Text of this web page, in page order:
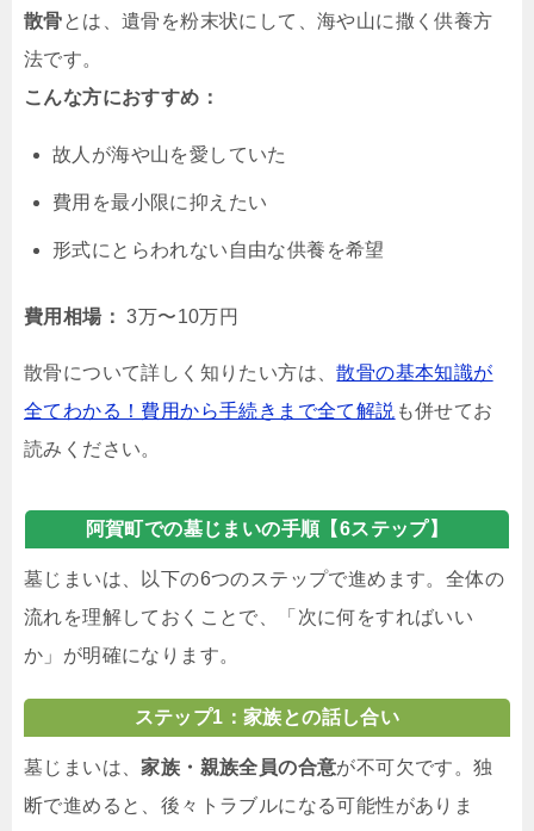
散骨とは、遺骨を粉末状にして、海や山に撒く供養方
法です。
こんな方におすすめ：
故人が海や山を愛していた
費用を最小限に抑えたい
形式にとらわれない自由な供養を希望
費用相場： 3万〜10万円
散骨について詳しく知りたい方は、散骨の基本知識が
全てわかる！費用から手続きまで全て解説 も併せてお
読みください。
阿賀町での墓じまいの手順【6ステップ】
墓じまいは、以下の6つのステップで進めます。全体の
流れを理解しておくことで、「次に何をすればいい
か」が明確になります。
ステップ1：家族との話し合い
墓じまいは、 家族・親族全員の合意が不可欠です。独
断で進めると、後々トラブルになる可能性がありま